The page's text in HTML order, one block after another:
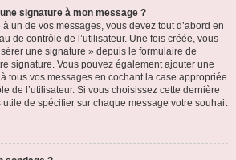
signature à mon message ?
un de vos messages, vous devez tout d’abord en
de contrôle de l’utilisateur. Une fois créée, vous
une signature » depuis le formulaire de
signature. Vous pouvez également ajouter une
tous vos messages en cochant la case appropriée
de l’utilisateur. Si vous choisissez cette dernière
de spécifier sur chaque message votre souhait